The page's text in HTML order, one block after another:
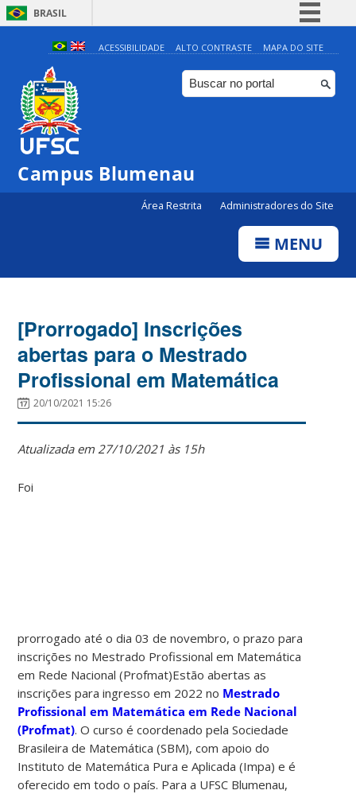
BRASIL
Simplifique!
Comunica BR
Participe
ACESSIBILIDADE ALTO CONTRASTE MAPA DO SITE
Campus Blumenau
Área Restrita Administradores do Site
MENU
[Prorrogado] Inscrições
abertas para o Mestrado
Profissional em Matemática
20/10/2021 15:26
Atualizada em 27/10/2021 às 15h
Foi
prorrogado até o dia 03 de novembro, o prazo para
inscrições no Mestrado Profissional em Matemática
em Rede Nacional (Profmat)Estão abertas as
inscrições para ingresso em 2022 no Mestrado
Profissional em Matemática em Rede Nacional
(Profmat). O curso é coordenado pela Sociedade
Brasileira de Matemática (SBM), com apoio do
Instituto de Matemática Pura e Aplicada (Impa) e é
oferecido em todo o país. Para a UFSC Blumenau,